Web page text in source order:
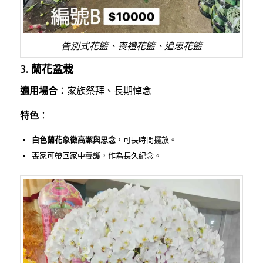
告別式花籃、喪禮花籃、追思花籃
3. 蘭花盆栽
適用場合：家族祭拜、長期悼念
特色：
白色蘭花象徵高潔與思念，可長時間擺放。
喪家可帶回家中養護，作為長久紀念。